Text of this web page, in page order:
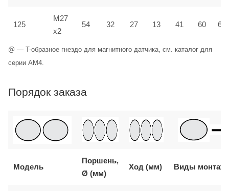
125
M27
x2
54 32 27 13 41 60 6,5
@ — T-образное гнездо для магнитного датчика, см. каталог для
серии AM4.
Порядок заказа
Модель
Поршень,
Ø (мм)
Ход (мм) Виды